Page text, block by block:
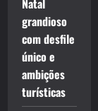
Natal
grandioso
com desfile
único e
ambições
turísticas